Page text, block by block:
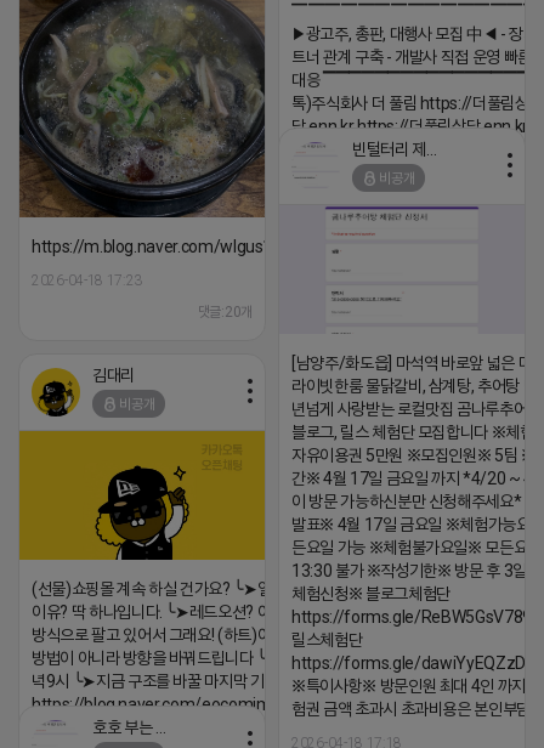
▶광고주, 총판, 대행사 모집 中◀ - 장기
트너 관계 구축 - 개발사 직접 운영 빠른
대응
톡)주식회사 더 풀림 https://더풀림상
담.enn.kr https://더풀림상담.enn.kr
2026-04-18 17:26
https://m.blog.naver.com/wlgus1647/224253846149
2026-04-18 17:23
댓글:20개
비공개
[남양주/화도읍] 마석역 바로앞 넓은 매
라이빗한룸 물닭갈비, 삼계탕, 추어탕 맛
년넘게 사랑받는 로컬맛집 곰나루추어
블로그, 릴스 체험단 모집합니다 ※체험
자유이용권 5만원 ※모집인원※ 5팀 ※
간※ 4월 17일 금요일 까지 *4/20 ~ 4/
이 방문 가능하신분만 신청해주세요* ※
발표※ 4월 17일 금요일 ※체험가능요
든요일 가능 ※체험불가요일※ 모든요
13:30 불가 ※작성기한※ 방문 후 3일
체험신청※ 블로그체험단
https://forms.gle/
릴스체험단
https://forms.gle/
※특이사항※ 방문인원 최대 4인 까지
험권 금액 초과시 초과비용은 본인부담
2026-04-18 17:18
김대리
비공개
(선물)쇼핑몰 계속 하실 건가요? ╰➤열심히 해도 안되는
이유? 딱 하나입니다. ╰➤레드오션? 아니요! ╰➤모두 같은
방식으로 팔고 있어서 그래요! (하트)이번엔 다릅니다. ╰➤
방법이 아니라 방향을 바꿔드립니다 ╰➤4월 21일(화) 저
녁9시 ╰➤지금 구조를 바꿀 마지막 기회
https://blog.naver.com/eocomim/224250518436
2026-04-18 17:15